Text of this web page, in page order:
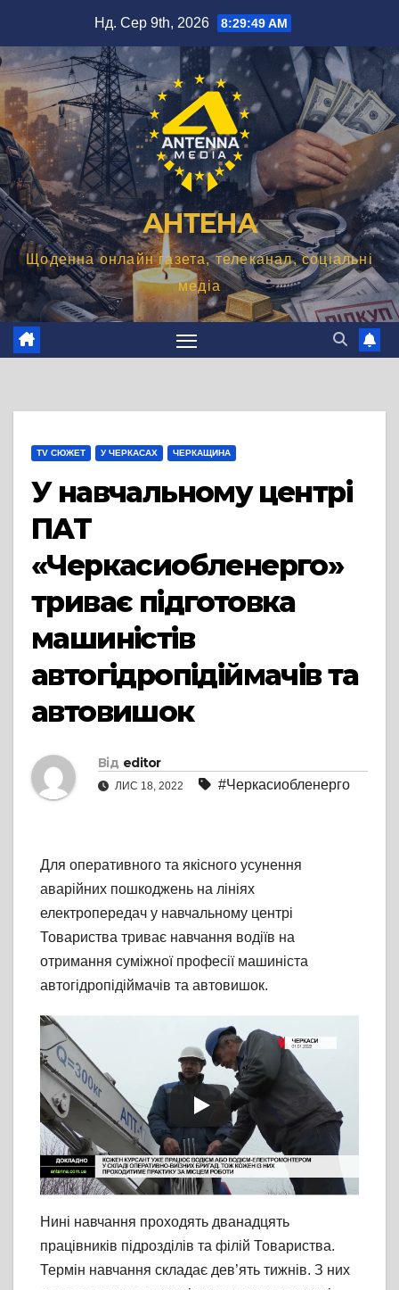
вмісту
Нд. Сер 9th, 2026 8:29:50 AM
АНТЕНА
Щоденна онлайн газета, телеканал, соціальні
медіа
TV СЮЖЕТ У ЧЕРКАСАХ ЧЕРКАЩИНА
У навчальному центрі
ПАТ
«Черкасиобленерго»
триває підготовка
машиністів
автогідропідіймачів та
автовишок
Від editor
ЛИС 18, 2022 #Черкасиобленерго
Для оперативного та якісного усунення
аварійних пошкоджень на лініях
електропередач у навчальному центрі
Товариства триває навчання водіїв на
отримання суміжної професії машиніста
автогідропідіймачів та автовишок.
Нині навчання проходять дванадцять
працівників підрозділів та філій Товариства.
Термін навчання складає дев’ять тижнів. З них